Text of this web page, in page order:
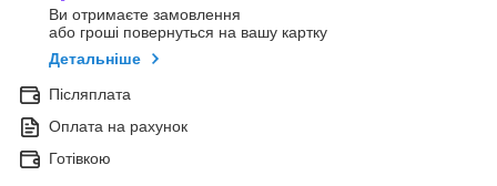
Ви отримаєте замовлення
або гроші повернуться на вашу картку
Детальніше
Післяплата
Оплата на рахунок
Готівкою